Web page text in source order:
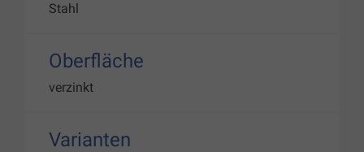
Stahl
Oberfläche
verzinkt
Varianten